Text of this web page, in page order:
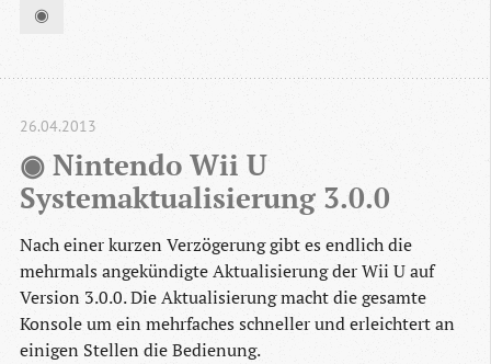
◉
◉ Nintendo Wii U
Systemaktualisierung 3.0.0
26.04.2013
Nach einer kurzen Verzögerung gibt es endlich die
mehrmals angekündigte Aktualisierung der Wii U auf
Version 3.0.0. Die Aktualisierung macht die gesamte
Konsole um ein mehrfaches schneller und erleichtert an
einigen Stellen die Bedienung.